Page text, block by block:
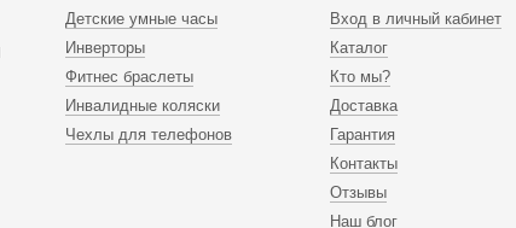
Детские умные часы
Инверторы
Фитнес браслеты
Инвалидные коляски
Чехлы для телефонов
Вход в личный кабинет
Каталог
Кто мы?
Доставка
Гарантия
Контакты
Отзывы
Наш блог